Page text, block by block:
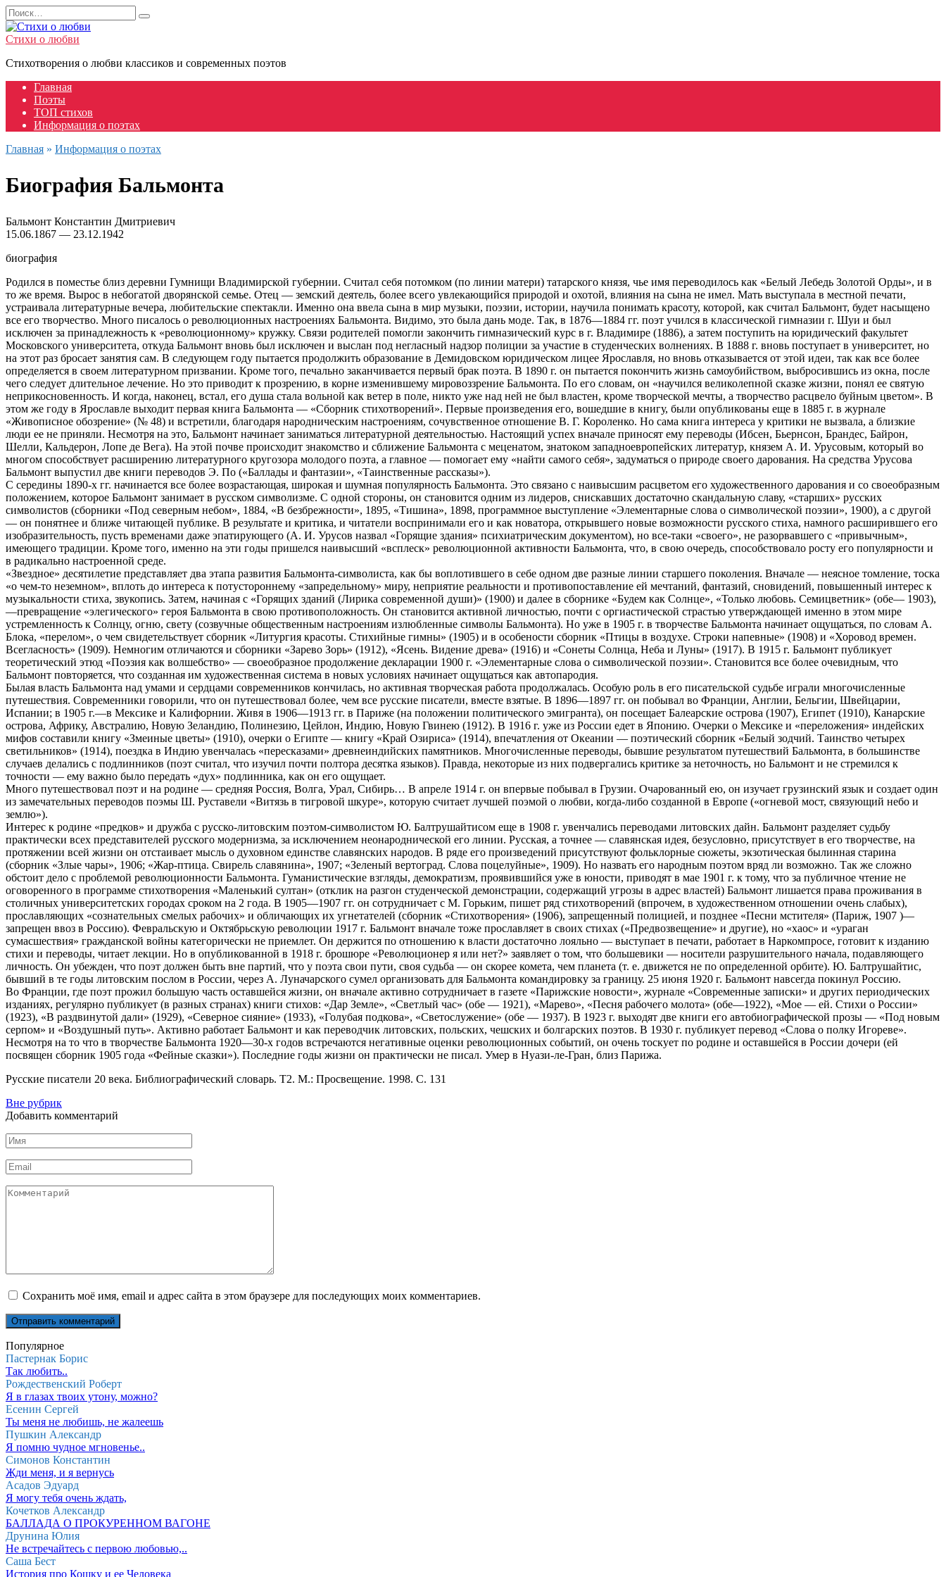
Перейти
к
содержанию
Search
for:
Стихи о любви
Стихотворения о любви классиков и современных поэтов
Главная
Поэты
ТОП стихов
Информация о поэтах
Главная » Информация о поэтах
Биография Бальмонта
Бальмонт Константин Дмитриевич
15.06.1867 — 23.12.1942
биография
Родился в поместье близ деревни Гумнищи Владимирской губернии. Считал себя потомком (по линии матери) татарского князя, чье имя переводилось как «Белый Лебедь Золотой Орды», и в
то же время. Вырос в небогатой дворянской семье. Отец — земский деятель, более всего увлекающийся природой и охотой, влияния на сына не имел. Мать выступала в местной печати,
устраивала литературные вечера, любительские спектакли. Именно она ввела сына в мир музыки, поэзии, истории, научила понимать красоту, которой, как считал Бальмонт, будет насыщено
все его творчество. Много писалось о революционных настроениях Бальмонта. Видимо, это была дань моде. Так, в 1876—1884 гг. поэт учился в классической гимназии г. Шуи и был
исключен за принадлежность к «революционному» кружку. Связи родителей помогли закончить гимназический курс в г. Владимире (1886), а затем поступить на юридический факультет
Московского университета, откуда Бальмонт вновь был исключен и выслан под негласный надзор полиции за участие в студенческих волнениях. В 1888 г. вновь поступает в университет, но
на этот раз бросает занятия сам. В следующем году пытается продолжить образование в Демидовском юридическом лицее Ярославля, но вновь отказывается от этой идеи, так как все более
определяется в своем литературном призвании. Кроме того, печально заканчивается первый брак поэта. В 1890 г. он пытается покончить жизнь самоубийством, выбросившись из окна, после
чего следует длительное лечение. Но это приводит к прозрению, в корне изменившему мировоззрение Бальмонта. По его словам, он «научился великолепной сказке жизни, понял ее святую
неприкосновенность. И когда, наконец, встал, его душа стала вольной как ветер в поле, никто уже над ней не был властен, кроме творческой мечты, а творчество расцвело буйным цветом». В
этом же году в Ярославле выходит первая книга Бальмонта — «Сборник стихотворений». Первые произведения его, вошедшие в книгу, были опубликованы еще в 1885 г. в журнале
«Живописное обозрение» (№ 48) и встретили, благодаря народническим настроениям, сочувственное отношение В. Г. Короленко. Но сама книга интереса у критики не вызвала, а близкие
люди ее не приняли. Несмотря на это, Бальмонт начинает заниматься литературной деятельностью. Настоящий успех вначале приносят ему переводы (Ибсен, Бьернсон, Брандес, Байрон,
Шелли, Кальдерон, Лопе де Вега). На этой почве происходит знакомство и сближение Бальмонта с меценатом, знатоком западноевропейских литератур, князем А. И. Урусовым, который во
многом способствует расширению литературного кругозора молодого поэта, а главное — помогает ему «найти самого себя», задуматься о природе своего дарования. На средства Урусова
Бальмонт выпустил две книги переводов Э. По («Баллады и фантазии», «Таинственные рассказы»).
С середины 1890-х гг. начинается все более возрастающая, широкая и шумная популярность Бальмонта. Это связано с наивысшим расцветом его художественного дарования и со своеобразным
положением, которое Бальмонт занимает в русском символизме. С одной стороны, он становится одним из лидеров, снискавших достаточно скандальную славу, «старших» русских
символистов (сборники «Под северным небом», 1884, «В безбрежности», 1895, «Тишина», 1898, программное выступление «Элементарные слова о символической поэзии», 1900), а с другой
— он понятнее и ближе читающей публике. В результате и критика, и читатели воспринимали его и как новатора, открывшего новые возможности русского стиха, намного расширившего его
изобразительность, пусть временами даже эпатирующего (А. И. Урусов назвал «Горящие здания» психиатрическим документом), но все-таки «своего», не разорвавшего с «привычным»,
имеющего традиции. Кроме того, именно на эти годы пришелся наивысший «всплеск» революционной активности Бальмонта, что, в свою очередь, способствовало росту его популярности и
в радикально настроенной среде.
«Звездное» десятилетие представляет два этапа развития Бальмонта-символиста, как бы воплотившего в себе одном две разные линии старшего поколения. Вначале — неясное томление, тоска
«о чем-то неземном», вплоть до интереса к потустороннему «запредельному» миру, неприятие реальности и противопоставление ей мечтаний, фантазий, сновидений, повышенный интерес к
музыкальности стиха, звукопись. Затем, начиная с «Горящих зданий (Лирика современной души)» (1900) и далее в сборнике «Будем как Солнце», «Только любовь. Семицветник» (обе— 1903),
—превращение «элегического» героя Бальмонта в свою противоположность. Он становится активной личностью, почти с оргиастической страстью утверждающей именно в этом мире
устремленность к Солнцу, огню, свету (созвучные общественным настроениям излюбленные символы Бальмонта). Но уже в 1905 г. в творчестве Бальмонта начинает ощущаться, по словам А.
Блока, «перелом», о чем свидетельствует сборник «Литургия красоты. Стихийные гимны» (1905) и в особености сборник «Птицы в воздухе. Строки напевные» (1908) и «Хоровод времен.
Всегласность» (1909). Немногим отличаются и сборники «Зарево Зорь» (1912), «Ясень. Видение древа» (1916) и «Сонеты Солнца, Неба и Луны» (1917). В 1915 г. Бальмонт публикует
теоретический этюд «Поэзия как волшебство» — своеобразное продолжение декларации 1900 г. «Элементарные слова о символической поэзии». Становится все более очевидным, что
Бальмонт повторяется, что созданная им художественная система в новых условиях начинает ощущаться как автопародия.
Былая власть Бальмонта над умами и сердцами современников кончилась, но активная творческая работа продолжалась. Особую роль в его писательской судьбе играли многочисленные
путешествия. Современники говорили, что он путешествовал более, чем все русские писатели, вместе взятые. В 1896—1897 гг. он побывал во Франции, Англии, Бельгии, Швейцарии,
Испании; в 1905 г.—в Мексике и Калифорнии. Живя в 1906—1913 гг. в Париже (на положении политического эмигранта), он посещает Балеарские острова (1907), Египет (1910), Канарские
острова, Африку, Австралию, Новую Зеландию, Полинезию, Цейлон, Индию, Новую Гвинею (1912). В 1916 г. уже из России едет в Японию. Очерки о Мексике и «переложения» индейских
мифов составили книгу «Змеиные цветы» (1910), очерки о Египте — книгу «Край Озириса» (1914), впечатления от Океании — поэтический сборник «Белый зодчий. Таинство четырех
светильников» (1914), поездка в Индию увенчалась «пересказами» древнеиндийских памятников. Многочисленные переводы, бывшие результатом путешествий Бальмонта, в большинстве
случаев делались с подлинников (поэт считал, что изучил почти полтора десятка языков). Правда, некоторые из них подвергались критике за неточность, но Бальмонт и не стремился к
точности — ему важно было передать «дух» подлинника, как он его ощущает.
Много путешествовал поэт и на родине — средняя Россия, Волга, Урал, Сибирь… В апреле 1914 г. он впервые побывал в Грузии. Очарованный ею, он изучает грузинский язык и создает один
из замечательных переводов поэмы Ш. Руставели «Витязь в тигровой шкуре», которую считает лучшей поэмой о любви, когда-либо созданной в Европе («огневой мост, связующий небо и
землю»).
Интерес к родине «предков» и дружба с русско-литовским поэтом-символистом Ю. Балтрушайтисом еще в 1908 г. увенчались переводами литовских дайн. Бальмонт разделяет судьбу
практически всех представителей русского модернизма, за исключением неонароднической его линии. Русская, а точнее — славянская идея, безусловно, присутствует в его творчестве, на
протяжении всей жизни он отстаивает мысль о духовном единстве славянских народов. В ряде его произведений присутствуют фольклорные сюжеты, экзотическая былинная старина
(сборник «Злые чары», 1906; «Жар-птица. Свирель славянина», 1907; «Зеленый вертоград. Слова поцелуйные», 1909). Но назвать его народным поэтом вряд ли возможно. Так же сложно
обстоит дело с проблемой революционности Бальмонта. Гуманистические взгляды, демократизм, проявившийся уже в юности, приводят в мае 1901 г. к тому, что за публичное чтение не
оговоренного в программе стихотворения «Маленький султан» (отклик на разгон студенческой демонстрации, содержащий угрозы в адрес властей) Бальмонт лишается права проживания в
столичных университетских городах сроком на 2 года. В 1905—1907 гг. он сотрудничает с М. Горьким, пишет ряд стихотворений (впрочем, в художественном отношении очень слабых),
прославляющих «сознательных смелых рабочих» и обличающих их угнетателей (сборник «Стихотворения» (1906), запрещенный полицией, и позднее «Песни мстителя» (Париж, 1907 )—
запрещен ввоз в Россию). Февральскую и Октябрьскую революции 1917 г. Бальмонт вначале тоже прославляет в своих стихах («Предвозвещение» и другие), но «хаос» и «ураган
сумасшествия» гражданской войны категорически не приемлет. Он держится по отношению к власти достаточно лояльно — выступает в печати, работает в Наркомпросе, готовит к изданию
стихи и переводы, читает лекции. Но в опубликованной в 1918 г. брошюре «Революционер я или нет?» заявляет о том, что большевики — носители разрушительного начала, подавляющего
личность. Он убежден, что поэт должен быть вне партий, что у поэта свои пути, своя судьба — он скорее комета, чем планета (т. е. движется не по определенной орбите). Ю. Балтрушайтис,
бывший в те годы литовским послом в России, через А. Луначарского сумел организовать для Бальмонта командировку за границу. 25 июня 1920 г. Бальмонт навсегда покинул Россию.
Во Франции, где поэт прожил большую часть оставшейся жизни, он вначале активно сотрудничает в газете «Парижские новости», журнале «Современные записки» и других периодических
изданиях, регулярно публикует (в разных странах) книги стихов: «Дар Земле», «Светлый час» (обе — 1921), «Марево», «Песня рабочего молота» (обе—1922), «Мое — ей. Стихи о России»
(1923), «В раздвинутой дали» (1929), «Северное сияние» (1933), «Голубая подкова», «Светослужение» (обе — 1937). В 1923 г. выходят две книги его автобиографической прозы — «Под новым
серпом» и «Воздушный путь». Активно работает Бальмонт и как переводчик литовских, польских, чешских и болгарских поэтов. В 1930 г. публикует перевод «Слова о полку Игореве».
Несмотря на то что в творчестве Бальмонта 1920—30-х годов встречаются негативные оценки революционных событий, он очень тоскует по родине и оставшейся в России дочери (ей
посвящен сборник 1905 года «Фейные сказки»). Последние годы жизни он практически не писал. Умер в Нуази-ле-Гран, близ Парижа.
Русские писатели 20 века. Библиографический словарь. Т2. М.: Просвещение. 1998. С. 131
Вне рубрик
Добавить комментарий
Имя
Email
Комментарий
Сохранить моё имя, email и адрес сайта в этом браузере для последующих моих комментариев.
Популярное
Пастернак Борис
Так любить..
Рождественский Роберт
Я в глазах твоих утону, можно?
Есенин Сергей
Ты меня не любишь, не жалеешь
Пушкин Александр
Я помню чудное мгновенье..
Симонов Константин
Жди меня, и я вернусь
Асадов Эдуард
Я могу тебя очень ждать,
Кочетков Александр
БАЛЛАДА О ПРОКУРЕННОМ ВАГОНЕ
Друнина Юлия
Не встречайтесь с первою любовью,..
Саша Бест
История про Кошку и ее Человека